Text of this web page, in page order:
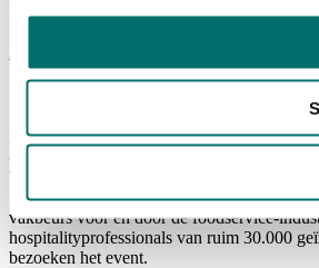
Introductie datum: 31 december 2023
Meer informatie:
Klik hier
Horecava is hét platform voor de
ondersteunt 365 dagen per jaar (online)
beslissers in de wereld van eten, drinken en
Daarnaast brengt Horecava jaarlijks de
vakbeurs voor en door de foodservice-
hospitalityprofessionals van ruim 30.000
bezoeken het event.